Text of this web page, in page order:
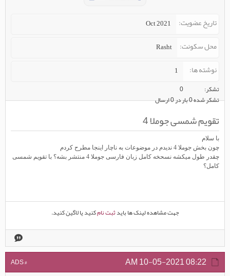
تاریخ عضویت Oct 2021
محل سکونت Rasht
نوشته ها 1
تشکر
0
تشکر شده 0 بار در 0 ارسال
تقویم شمسی جوملا 4
با سلام
چون بخش جوملا 4 ندیدم در موضوعات به ناچار اینجا مطرح کردم
چقدر طول میکشه نسحخه کامل زبان فارسی جوملا 4 منتشر بشه؟ با تقویم شمسی
کامل؟
جهت مشاهده لینک ها بایدثبت نامکنید یا لاگین کنید.
10-05-202108:22 AM
# ADS